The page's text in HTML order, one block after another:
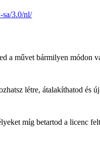
sa/3.0/nl/
a művet bármilyen módon
létre, átalakíthatod és
míg betartod a licenc